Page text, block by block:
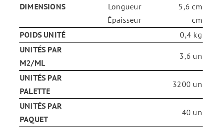
DIMENSIONS
Longueur
Épaisseur
5,6 cm
cm
POIDS UNITÉ
0,4 kg
UNITÉS PAR
M2/ML
3,6 un
UNITÉS PAR
PALETTE
3200 un
UNITÉS PAR
PAQUET
40 un